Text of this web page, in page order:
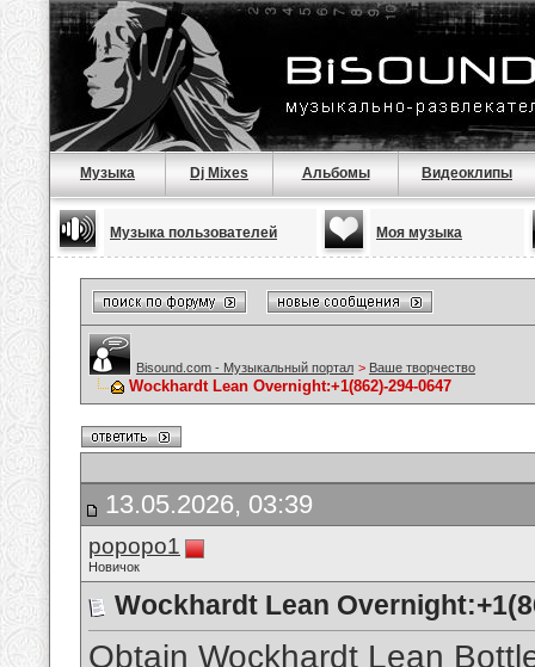
Музыка Dj Mixes Альбомы Видеоклипы
Музыка пользователей Моя музыка
Bisound.com - Музыкальный портал > Ваше творчество
Wockhardt Lean Overnight:+1(862)-294-0647
13.05.2026, 03:39
popopo1
Новичок
Wockhardt Lean
Obtain Wockhardt Lean